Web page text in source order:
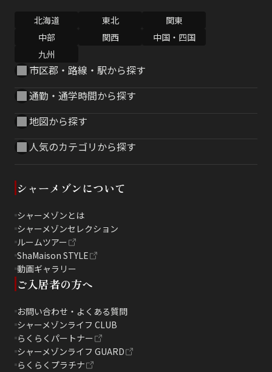
北海道 東北
関東
中部
関西
中国・四国
九州
市区郡・路線・駅から探す
通勤・通学時間から探す
地図から探す
人気のカテゴリから探す
シャーメゾンについて
シャーメゾンとは
シャーメゾンセレクション
ルームツアー
ShaMaison STYLE
動画ギャラリー
ご入居者の方へ
お問い合わせ・よくある質問
シャーメゾンライフ CLUB
らくらくパートナー
シャーメゾンライフ GUARD
らくらくプラチナ